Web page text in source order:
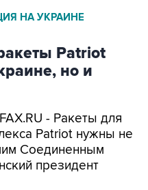
НА УКРАИНЕ
Patriot
но и
- Ракеты для
Patriot нужны не
Соединенным
президент